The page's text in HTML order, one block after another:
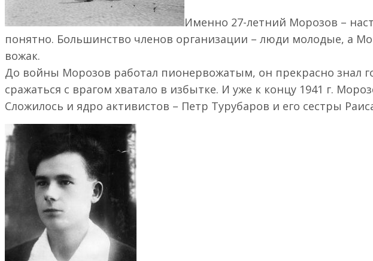
Донское казачество
Горячий ключ
Автомобили победы
Дети
Комиксы
Развлечения в дороге
Что взять с собой?
Куда заехать?
Как подготовить машину
Безопасность превыше всего
Летом – в Крым, почему бы и да?!
Полезно/Интересно
Лайфхаки водителям
Именно 27-летний Морозов –
понятно. Большинство членов организации – люди молодые, а
вожак.
До войны Морозов работал пионервожатым, он прекрасно знал
сражаться с врагом хватало в избытке. И уже к концу 1941 г.
Сложилось и ядро активистов – Петр Турубаров и его сестры